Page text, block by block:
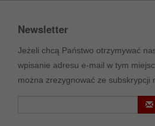
Newsletter
Jeżeli chcą Państwo otrzymywać
wpisanie adresu e-mail w tym
można zrezygnować ze subskrypcji